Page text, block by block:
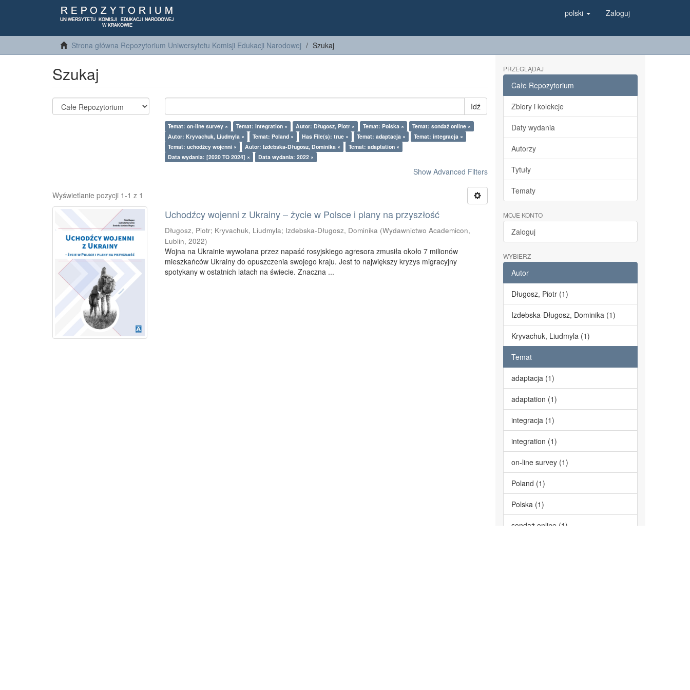
polski Zaloguj
Strona główna Repozytorium Uniwersytetu Komisji Edukacji Narodowej Szukaj
Szukaj
Idź
Temat: on-line survey × Temat: integration × Autor: Długosz, Piotr × Temat: Polska ×
Temat: sondaż online ×
Autor: Kryvachuk, Liudmyla ×
Temat: Poland × Has File(s): true × Temat: adaptacja ×
Temat: integracja ×
Temat: uchodźcy wojenni ×
Autor: Izdebska-Długosz, Dominika ×
Temat: adaptation ×
Data wydania: [2020 TO 2024] ×
Data wydania: 2022 ×
Show Advanced Filters
Wyświetlanie pozycji 1-1 z 1
Uchodźcy wojenni z Ukrainy – życie w Polsce i plany na przyszłość
Długosz, Piotr; Kryvachuk, Liudmyla; Izdebska-Długosz, Dominika (Wydawnictwo Academicon,
Lublin,2022)
Wojna na Ukrainie wywołana przez napaść rosyjskiego agresora zmusiła około 7 milionów
mieszkańców Ukrainy do opuszczenia swojego kraju. Jest to największy kryzys migracyjny
spotykany w ostatnich latach na świecie. Znaczna ...
PRZEGLĄDAJ
Całe Repozytorium
Zbiory i kolekcje
Daty wydania
Autorzy
Tytuły
Tematy
MOJE KONTO
Zaloguj
WYBIERZ
Autor
Długosz, Piotr (1)
Izdebska-Długosz, Dominika (1)
Kryvachuk, Liudmyla (1)
Temat
adaptacja (1)
adaptation (1)
integracja (1)
integration (1)
on-line survey (1)
Poland (1)
Polska (1)
sondaż online (1)